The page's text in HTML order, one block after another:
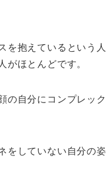
を抱えているという
ほとんどです。
自分にコンプレッ
をしていない自分の